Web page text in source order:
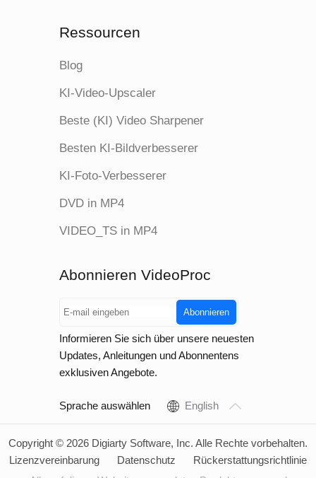
Ressourcen
Blog
KI-Video-Upscaler
Beste (KI) Video Sharpener
Besten KI-Bildverbesserer
KI-Foto-Verbesserer
DVD in MP4
VIDEO_TS in MP4
Abonnieren VideoProc
Abonnieren
Informieren Sie sich über unsere neuesten
Updates, Anleitungen und Abonnentens
exklusiven Angebote.
Sprache auswählen English
Copyright © 2026 Digiarty Software, Inc. Alle Rechte vorbehalten.
Lizenzvereinbarung
Datenschutz
Rückerstattungsrichtlinie